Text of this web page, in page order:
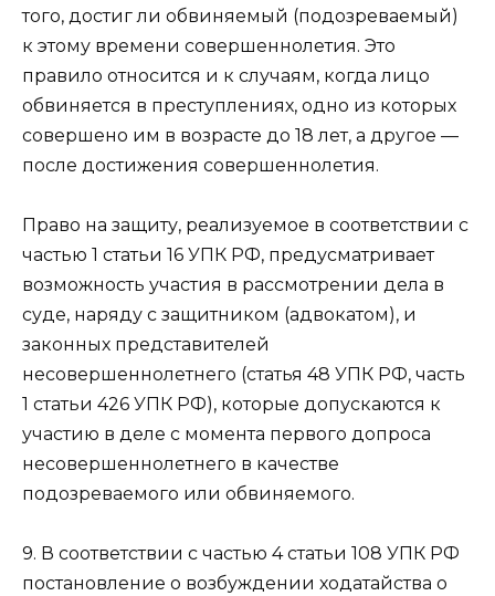
того, достиг ли обвиняемый (подозреваемый)
к этому времени совершеннолетия. Это
правило относится и к случаям, когда лицо
обвиняется в преступлениях, одно из которых
совершено им в возрасте до 18 лет, а другое —
после достижения совершеннолетия.
Право на защиту, реализуемое в соответствии с
частью 1 статьи 16 УПК РФ, предусматривает
возможность участия в рассмотрении дела в
суде, наряду с защитником (адвокатом), и
законных представителей
несовершеннолетнего (статья 48 УПК РФ, часть
1 статьи 426 УПК РФ), которые допускаются к
участию в деле с момента первого допроса
несовершеннолетнего в качестве
подозреваемого или обвиняемого.
9. В соответствии с частью 4 статьи 108 УПК РФ
постановление о возбуждении ходатайства о